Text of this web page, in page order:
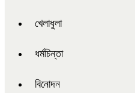
খেলাধুলা
ধর্মচিন্তা
বিনোদন